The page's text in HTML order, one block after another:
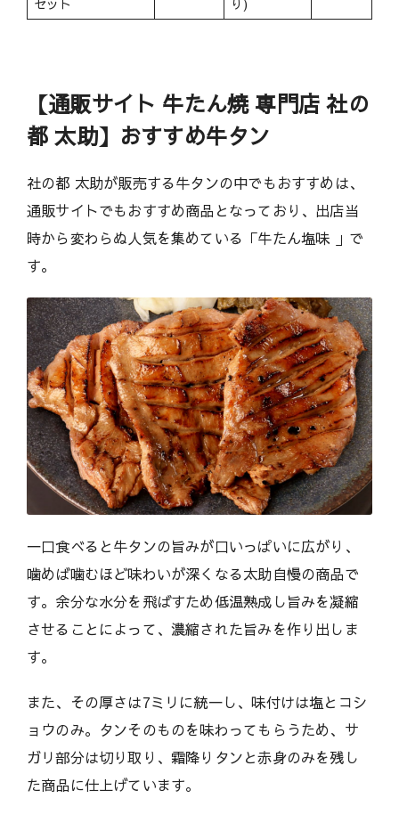
【通販サイト 牛たん焼 専門店 社の
都 太助】おすすめ牛タン
社の都 太助が販売する牛タンの中でもおすすめは、
通販サイトでもおすすめ商品となっており、出店当
時から変わらぬ人気を集めている「牛たん塩味 」で
す。
一口食べると牛タンの旨みが口いっぱいに広がり、
噛めば噛むほど味わいが深くなる太助自慢の商品で
す。余分な水分を飛ばすため低温熟成し旨みを凝縮
させることによって、濃縮された旨みを作り出しま
す。
また、その厚さは7ミリに統一し、味付けは塩とコシ
ョウのみ。タンそのものを味わってもらうため、サ
ガリ部分は切り取り、霜降りタンと赤身のみを残し
た商品に仕上げています。